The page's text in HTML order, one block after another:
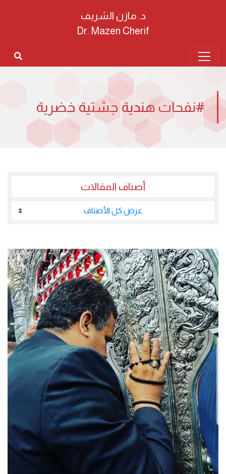
د. مازن الشريف
Dr. Mazen Cherif
#نفحات هندية جشتية خضرية
أصناف المقالات
عرض كل الأصناف